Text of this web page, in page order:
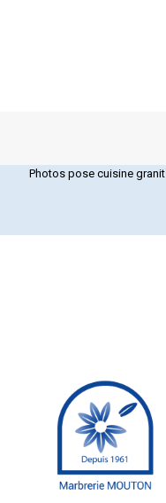
Photos pose cuisine granit